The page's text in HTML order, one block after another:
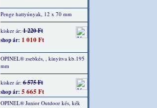
Penge hattyúnyak, 12 x 70 mm
kisker ár:1 220 Ft
shop ár: 1 010 Ft
OPINEL® zsebkés, , kinyitva kb.195
mm
kisker ár:6 575 Ft
shop ár: 5 665 Ft
OPINEL® Junior Outdoor kés, kék